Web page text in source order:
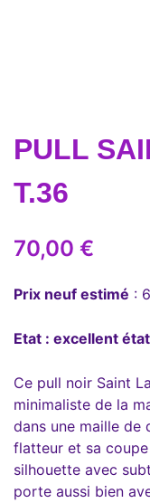
PULL
T.36
70,00 €
Prix neuf estimé :
Etat : excellent état
Ce pull noir Saint
minimaliste de la
dans une maille de
flatteur et sa
silhouette avec
porte aussi bien